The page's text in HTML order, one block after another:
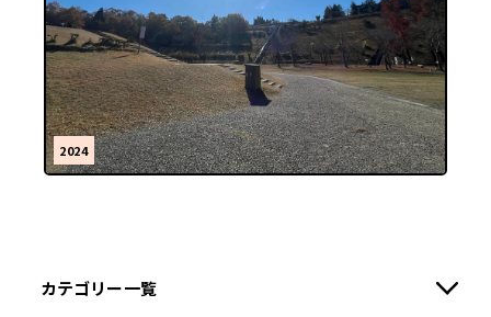
2024
カテゴリー一覧